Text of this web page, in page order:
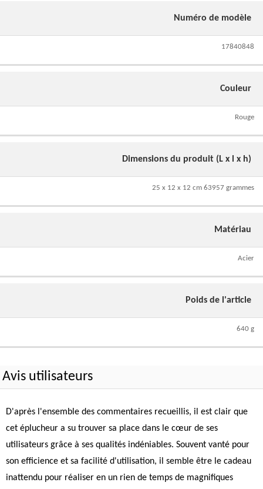
Numéro de modèle
17840848
Couleur
Rouge
Dimensions du produit (L x l x h)
25 x 12 x 12 cm 63957 grammes
Matériau
Acier
Poids de l'article
640 g
Avis utilisateurs
D'après l'ensemble des commentaires recueillis, il est clair que
cet éplucheur a su trouver sa place dans le cœur de ses
utilisateurs grâce à ses qualités indéniables. Souvent vanté pour
son efficience et sa facilité d'utilisation, il semble être le cadeau
inattendu pour réaliser en un rien de temps de magnifiques